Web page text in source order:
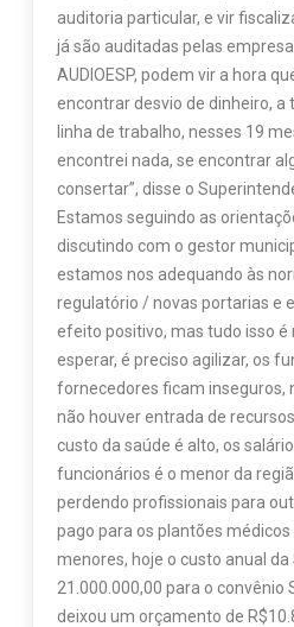
auditoria particular, e vir
já são auditadas pelas
AUDIOESP, podem vir a hora
encontrar desvio de dinheiro, a
linha de trabalho, nesses 19
encontrei nada, se encontrar
consertar”, disse o
Estamos seguindo as
discutindo com o gestor
estamos nos adequando às
regulatório / novas portarias e
efeito positivo, mas tudo isso
esperar, é preciso agilizar, os
fornecedores ficam inseguros,
não houver entrada de
custo da saúde é alto, os
funcionários é o menor da
perdendo profissionais para
pago para os plantões
menores, hoje o custo anual da
21.000.000,00 para o convênio
deixou um orçamento de